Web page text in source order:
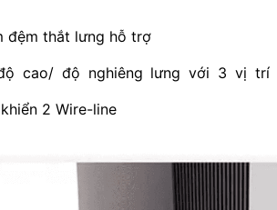
đệm thắt lưng hỗ trợ
cao/ độ nghiêng lưng với 3 vị trí
2 Wire-line